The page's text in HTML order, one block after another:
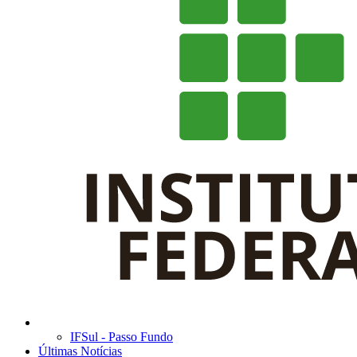
IFSul - Passo Fundo
Últimas Notícias